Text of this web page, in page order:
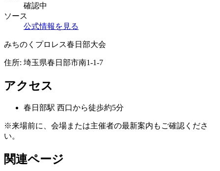
確認中
ソース
公式情報を見る
みちのくプロレス春日部大会
住所: 埼玉県春日部市南1-1-7
アクセス
春日部駅 西口から徒歩約5分
※来場前に、会場または主催者の最新案内もご確認くださ
い。
関連ページ